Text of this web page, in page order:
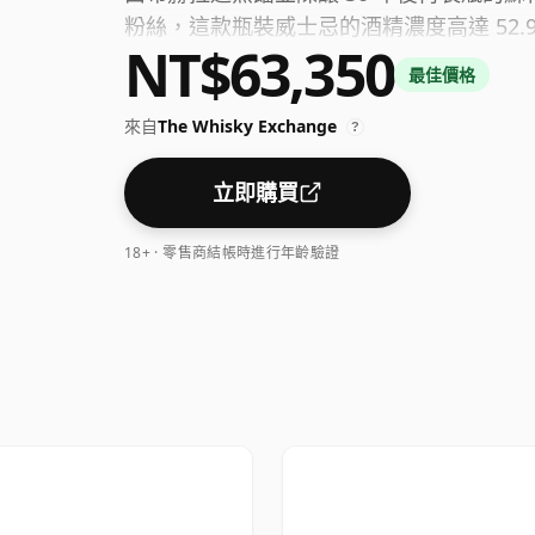
粉絲，這款瓶裝威士忌的酒精濃度高達
NT$63,350 最佳價格
來自The Whisky Exchange ?
立即購買
18+ · 零售商結帳時進行年齡驗證